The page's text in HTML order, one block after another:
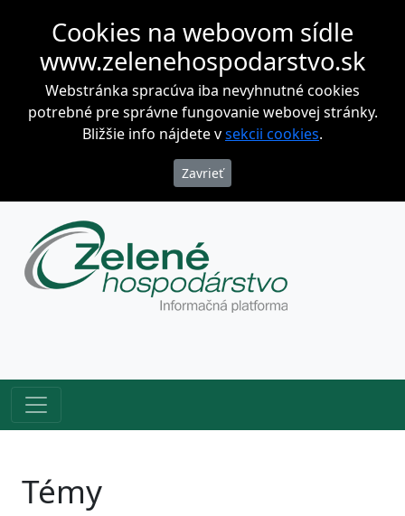
Cookies na webovom sídle
www.zelenehospodarstvo.sk
Webstránka spracúva iba nevyhnutné cookies
potrebné pre správne fungovanie webovej stránky.
Bližšie info nájdete vsekcii cookies.
Témy